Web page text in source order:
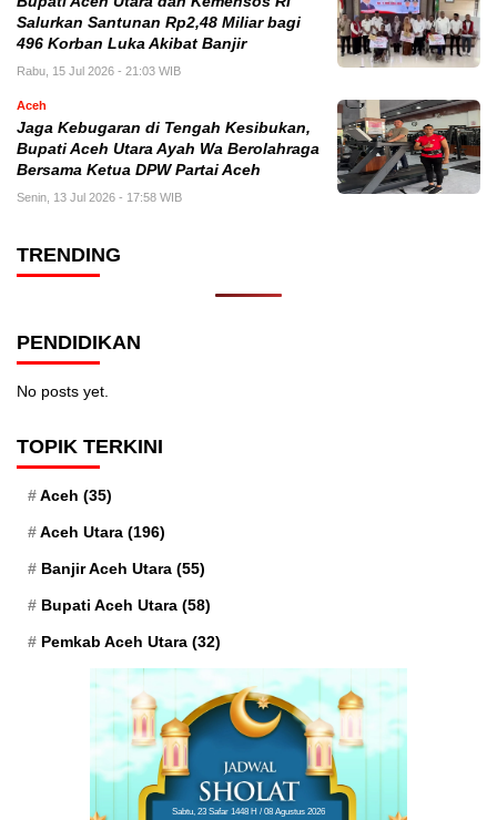
Salurkan Santunan Rp2,48 Miliar bagi
496 Korban Luka Akibat Banjir
Rabu, 15 Jul 2026 - 21:03 WIB
Aceh
Jaga Kebugaran di Tengah Kesibukan,
Bupati Aceh Utara Ayah Wa Berolahraga
Bersama Ketua DPW Partai Aceh
Senin, 13 Jul 2026 - 17:58 WIB
TRENDING
PENDIDIKAN
No posts yet.
TOPIK TERKINI
Aceh (35)
Aceh Utara (196)
Banjir Aceh Utara (55)
Bupati Aceh Utara (58)
Pemkab Aceh Utara (32)
Sabtu, 23 Safar 1448 H / 08 Agustus 2026